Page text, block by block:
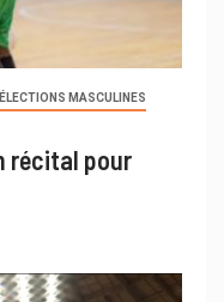
MASCULINES
récital pour